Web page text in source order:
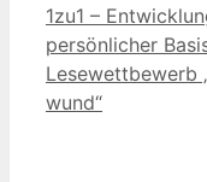
1zu1 –
persönlicher
Lesewettbewerb
wund“